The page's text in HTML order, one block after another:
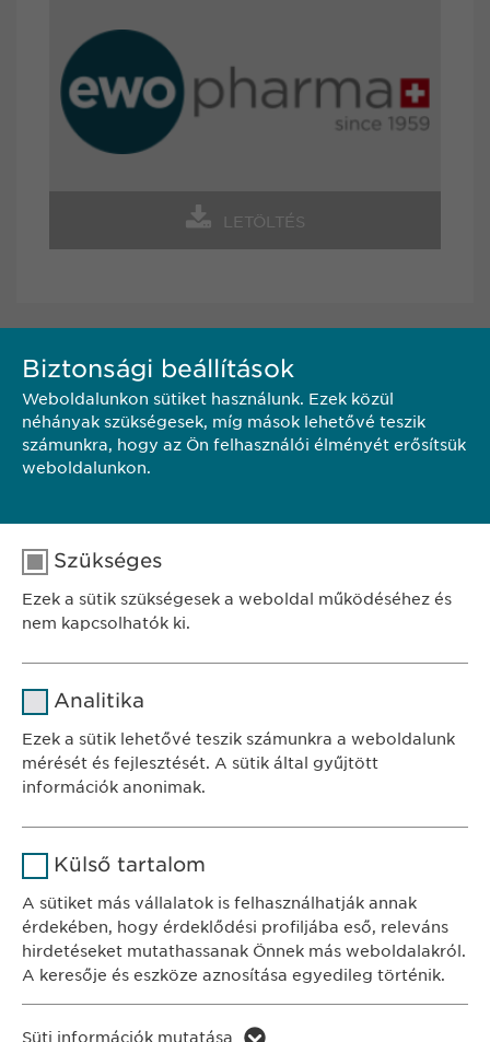
LETÖLTÉS
KAPCSOLAT
Ewopharma Hungary Kft.
1122 Budapest
Városmajor u. 13.
Telefon.: +36-1/200-4650
E-mail:pr@ewopharma.com
Ewopharma Hungary Kft.
1122 Budapest
Városmajor u. 13.
tel.: +36 1 200 4650
e-mail:info@ewopharma.hu
Adatkezelési
Biztonsági beállítások
Weboldalunkon sütiket használunk. Ezek közül
néhányak szükségesek, míg mások lehetővé teszik
számunkra, hogy az Ön felhasználói élményét erősítsük
weboldalunkon.
Szükséges
Ezek a sütik szükségesek a weboldal működéséhez és
nem kapcsolhatók ki.
Időtartam
A fehasználó sütikhez való
Analitika
Ezek a sütik lehetővé teszik számunkra a weboldalunk
mérését és fejlesztését. A sütik által gyűjtött
információk anonimak.
Időtartam
Külső tartalom
A sütiket más vállalatok is felhasználhatják annak
érdekében, hogy érdeklődési profiljába eső, releváns
hirdetéseket mutathassanak Önnek más weboldalakról.
A keresője és eszköze aznosítása egyedileg történik.
Név LinkedIn
Süti információk mutatása